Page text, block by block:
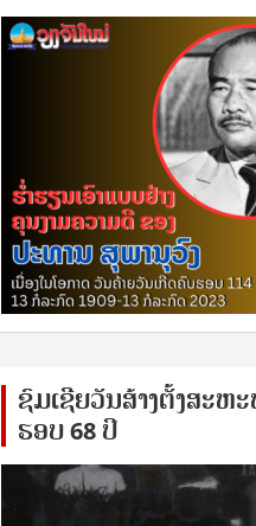
ຊົ​ມ​ເຊີຍ​ວັນ​ສ້າງ​ຕັ້ງ​ສະ​ຫ
ຮອບ 68 ປິ